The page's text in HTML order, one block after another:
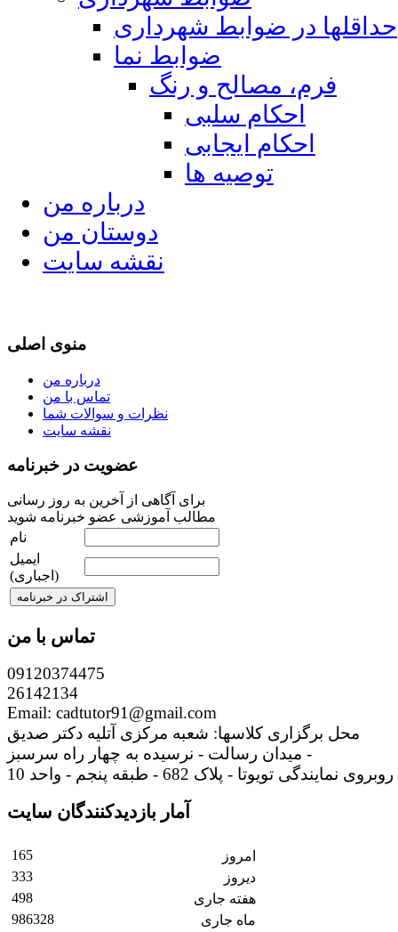
حداقلها در ضوابط شهرداری
ضوابط نما
فرم، مصالح و رنگ
احکام سلبی
احکام ایجابی
توصیه ها
درباره من
دوستان من
نقشه سایت
منوی اصلی
درباره من
تماس با من
نظرات و سوالات شما
نقشه سایت
عضویت در خبرنامه
برای آگاهی از آخرین به روز رسانی
مطالب آموزشی عضو خبرنامه شوید
نام
ایمیل
(اجباری)
تماس با من
09120374475
26142134
Email: cadtutor91@gmail.com
محل برگزاری کلاسها: شعبه مرکزی آتلیه دکتر صدیق
میدان رسالت - نرسیده به چهار راه سرسبز -
روبروی نمایندگی تویوتا - پلاک 682 - طبقه پنجم - واحد 10
آمار بازدیدکنندگان سایت
امروز
دیروز
هفته جاری
ماه جاری
165
333
498
986328